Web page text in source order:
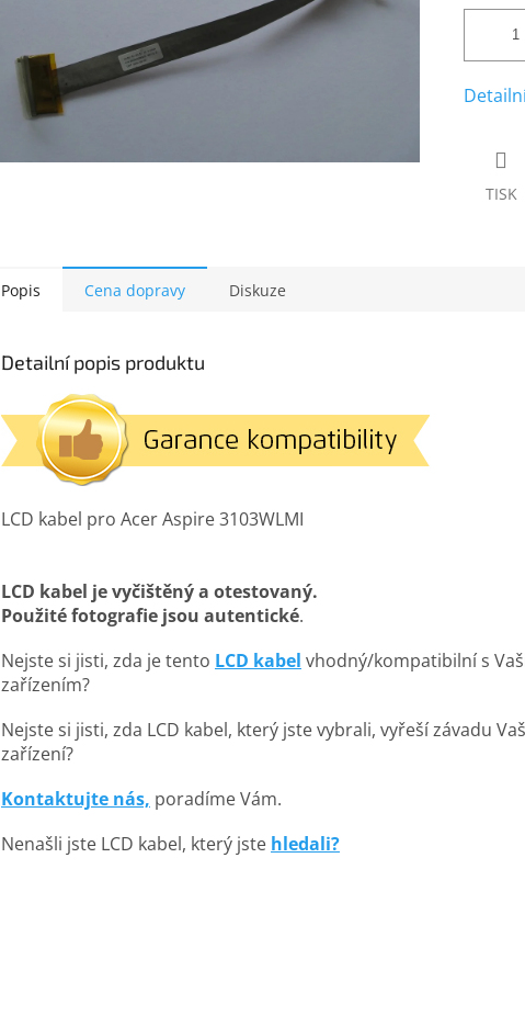
TISK
Popis Cena dopravy Diskuze
Detailní popis produktu
LCD kabel pro Acer Aspire 3103WLMI
LCD kabel je vyčištěný a otestovaný.
Použité fotografie jsou autentické.
Nejste si jisti, zda je tento LCD kabel vhodný/kompatibilní s
zařízením?
Nejste si jisti, zda LCD kabel, který jste vybrali, vyřeší závadu
zařízení?
Kontaktujte nás, poradíme Vám.
Nenašli jste LCD kabel, který jste hledali?